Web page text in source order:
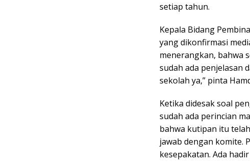
setiap tahun.
Kepala Bidang
yang dikonfirmasi
menerangkan, bahwa
sudah ada penjelasan
sekolah ya,” pinta
Ketika didesak soal
sudah ada perincian
bahwa kutipan itu
jawab dengan komite.
kesepakatan. Ada